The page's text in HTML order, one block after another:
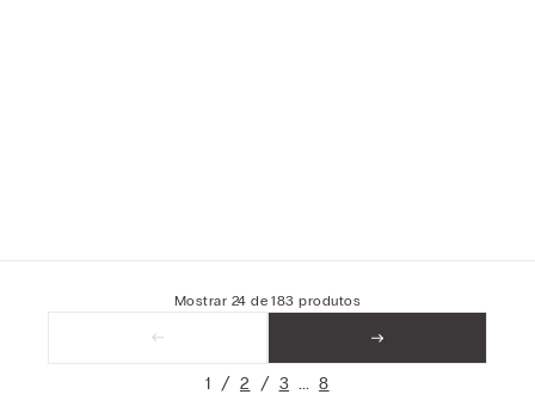
Mostrar 24 de183 produtos
1 2 3 8